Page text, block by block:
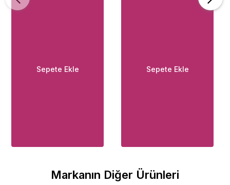
Sepete Ekle Sepete Ekle
Markanın Diğer Ürünleri